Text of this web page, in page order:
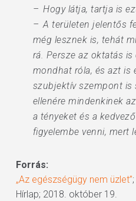
– Hogy látja, tartja is
– A területen jelentős
még lesznek is, tehát
rá. Persze az oktatás
mondhat róla, és azt is
szubjektív szempont is
ellenére mindenkinek
a tényeket és a
figyelembe venni, mert
Forrás:
„Az egészségügy nem üzlet”
Hírlap; 2018. október 19.